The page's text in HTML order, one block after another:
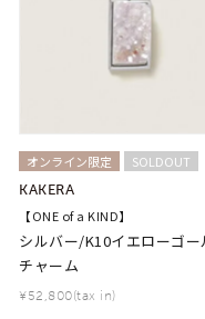
#summer
オンライン限定 SOLDOUT
KAKERA
【ONE of a KIND】
シルバー/K10イエローゴー
チャーム
¥52,800(tax in)